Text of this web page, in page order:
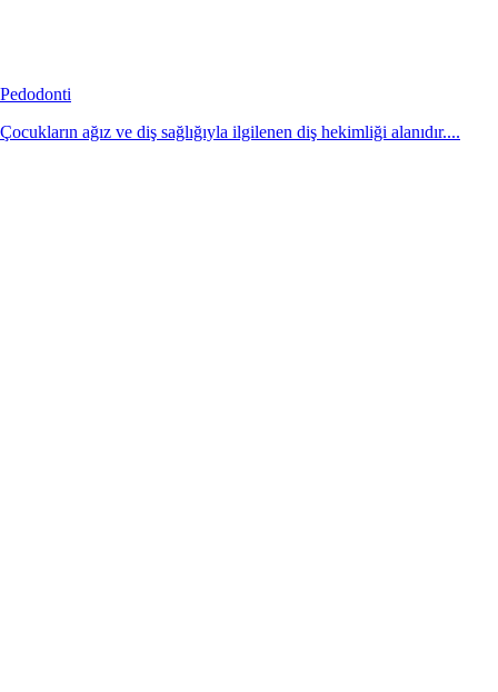
Pedodonti
Çocukların ağız ve diş sağlığıyla ilgilenen diş hekimliği alanıdır....